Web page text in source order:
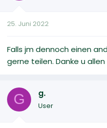
25. Juni 2022
Falls jm dennoch einen
gerne teilen. Danke u
G g.
User